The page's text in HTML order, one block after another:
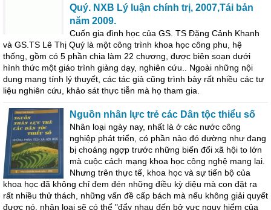
Quý. NXB Lý luận chính trị, 2007,Tái bản
năm 2009.
Cuốn gia đình học của GS. TS Đặng Cảnh Khanh
và GS.TS Lê Thị Quý là một công trình khoa học công phu, hệ
thống, gồm có 5 phần chia làm 22 chương, được biên soạn dưới
hình thức một giáo trình giảng dạy, nghiên cứu.. Ngoài những nội
dung mang tính lý thuyết, các tác giả cũng trình bày rất nhiều các tư
liệu nghiên cứu, khảo sát thực tiễn mà họ tham gia.
Nguồn nhân lực trẻ các Dân tộc thiểu số
Nhân loại ngày nay, nhất là ở các nước công
nghiệp phát triển, có phần nào đó dường như đang
bị choáng ngợp trước những biến đổi xã hội to lớn
mà cuộc cách mạng khoa học công nghệ mang lại.
Nhưng trên thực tế, khoa học và sự tiến bộ của
khoa học đã không chỉ đem đén những điều kỳ diệu mà con đặt ra
rất nhiều thử thách, những vấn đề cấp bách mà nếu không giải quyết
được nó, nhân loại sẽ có thể "đẩy nhau đến bở vực nguy hiểm của